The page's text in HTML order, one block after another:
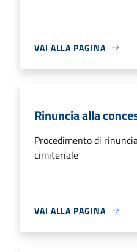
VAI ALLA PAGINA
Rinuncia alla
Procedimento di
cimiteriale
VAI ALLA PAGINA